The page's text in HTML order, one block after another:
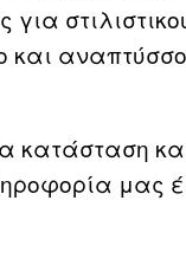
και
κατάσταση
μας